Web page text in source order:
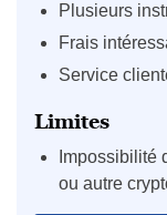
Plusieurs
Frais
Service
Limites
Impossibilité
ou autre